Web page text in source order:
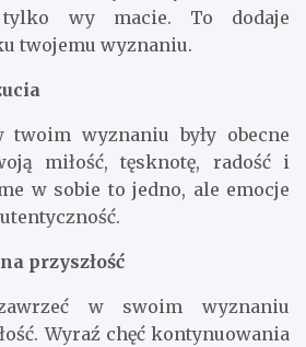
wy macie. To dodaje
twojemu wyznaniu.
twoim wyznaniu były obecne
miłość, tęsknotę, radość i
w sobie to jedno, ale emocje
przyszłość
w swoim wyznaniu
Wyraź chęć kontynuowania